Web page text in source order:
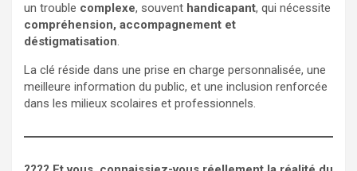
un trouble complexe, souvent handicapant, qui nécessite
compréhension, accompagnement et
déstigmatisation.
La clé réside dans une prise en charge personnalisée, une
meilleure information du public, et une inclusion renforcée
dans les milieux scolaires et professionnels.